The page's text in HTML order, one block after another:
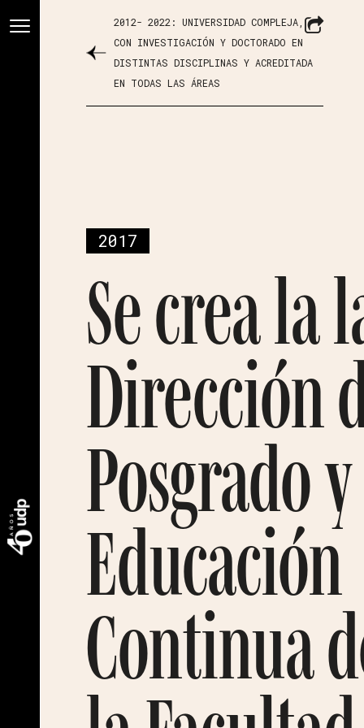
2012- 2022: UNIVERSIDAD COMPLEJA,
CON INVESTIGACIÓN Y DOCTORADO EN
DISTINTAS DISCIPLINAS Y ACREDITADA
EN TODAS LAS ÁREAS
2017
Se crea la
Dirección
Posgrado y
Educación
Continua